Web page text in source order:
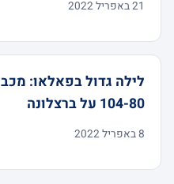
21 באפריל 2022
לילה גדול בפאלאו:
104-80 על ברצלונה
8 באפריל 2022